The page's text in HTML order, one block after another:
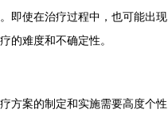
即使在治疗过程中，也可能出现
的难度和不确定性。
案的制定和实施需要高度个性